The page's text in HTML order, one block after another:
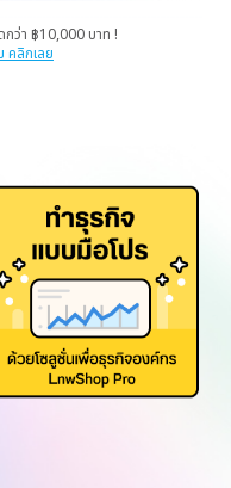
กว่า ฿10,000 บาท !
คลิกเลย